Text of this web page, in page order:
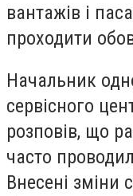
вантажів і
проходити
Начальник
сервісного
розповів, що
часто
Внесені зміни